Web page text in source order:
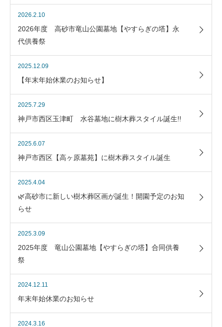
2026.2.10
2026年度 高砂市竜山公園墓地【やすらぎの塔】永
代供養祭
2025.12.09
【年末年始休業のお知らせ】
2025.7.29
神戸市西区玉津町 水谷墓地に樹木葬スタイル誕生!!
2025.6.07
神戸市西区【高ヶ原墓苑】に樹木葬スタイル誕生
2025.4.04
🌿高砂市に新しい樹木葬区画が誕生！開園予定のお知
らせ
2025.3.09
2025年度 竜山公園墓地【やすらぎの塔】合同供養
祭
2024.12.11
年末年始休業のお知らせ
2024.3.16